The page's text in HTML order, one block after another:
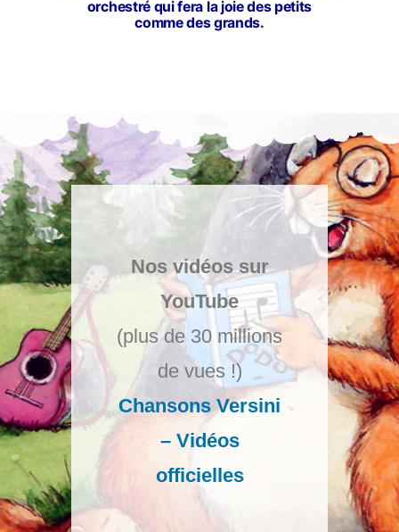
orchestré qui fera la joie des petits
comme des grands.
Nos vidéos sur
YouTube
(plus de 30 millions
de vues !)
Chansons Versini
– Vidéos
officielles